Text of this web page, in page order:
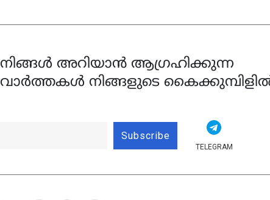
നിങ്ങൾ അറിയാൻ ആഗ്രഹിക്കുന്ന
വാർത്തകൾ നിങ്ങളുടെ
Subscribe
TELEGRAM